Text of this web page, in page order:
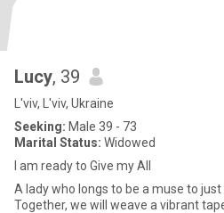
Lucy, 39
L'viv, L'viv, Ukraine
Seeking: Male 39 - 73
Marital Status: Widowed
I am ready to Give my All
A lady who longs to be a muse to
Together, we will weave a vibrant